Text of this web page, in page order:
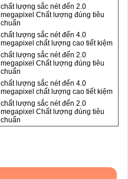
chất lượng sắc nét đến 2.0
megapixel Chất lượng đúng tiêu
chuẩn
chất lượng sắc nét đến 4.0
megapixel chất lượng cao tiết kiệm
chất lượng sắc nét đến 2.0
megapixel Chất lượng đúng tiêu
chuẩn
chất lượng sắc nét đến 4.0
megapixel chất lượng cao tiết kiệm
chất lượng sắc nét đến 2.0
megapixel Chất lượng đúng tiêu
chuẩn